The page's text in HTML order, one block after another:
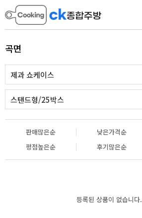
곡면
제과 쇼케이스
스탠드형/25박스
판매많은순 낮은가격순
평점높은순
후기많은순
등록된 상품이 없습니다.